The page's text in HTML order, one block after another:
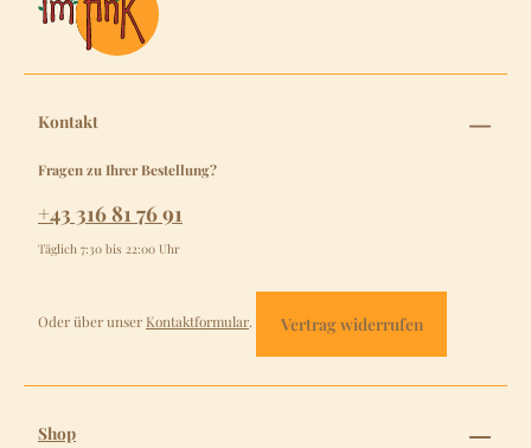
Kontakt
Fragen zu Ihrer Bestellung?
+43 316 81 76 91
Täglich 7:30 bis 22:00 Uhr
Oder über unser Kontaktformular. Vertrag widerrufen
Shop